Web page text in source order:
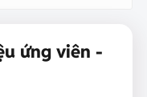
ứng viên -